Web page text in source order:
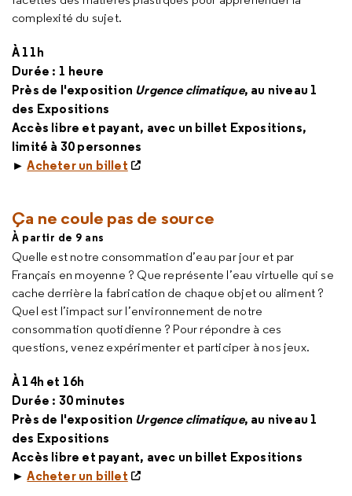
complexité du sujet.
À 11h
Durée : 1 heure
Près de l'exposition Urgence climatique, au niveau 1
des Expositions
Accès libre et payant, avec un billet Expositions,
limité à 30 personnes
►Acheter un billet
Ça ne coule pas de source
À partir de 9 ans
Quelle est notre consommation d’eau par jour et par
Français en moyenne ? Que représente l’eau virtuelle qui se
cache derrière la fabrication de chaque objet ou aliment ?
Quel est l’impact sur l’environnement de notre
consommation quotidienne ? Pour répondre à ces
questions, venez expérimenter et participer à nos jeux.
À 14h et 16h
Durée : 30 minutes
Près de l'exposition Urgence climatique, au niveau 1
des Expositions
Accès libre et payant, avec un billet Expositions
►Acheter un billet